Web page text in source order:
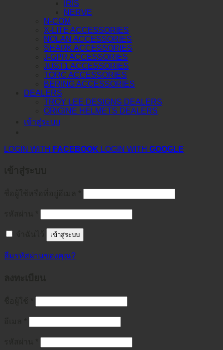
IRIS
NERVE
N-COM
X-LITE ACCESSORIES
NOLAN ACCESSORIES
SHARK ACCESSORIES
J-GPR ACCESSORIES
JUST1 ACCESSORIES
TORC ACCESSORIES
BERING ACCESSORIES
DEALERS
TROY LEE DESIGNS DEALERS
ORIGINE HELMETS DEALERS
เข้าสู่ระบบ
LOGIN WITH FACEBOOK LOGIN WITH GOOGLE
เข้าสู่ระบบ
ลืมรหัสผ่านของคุณ?